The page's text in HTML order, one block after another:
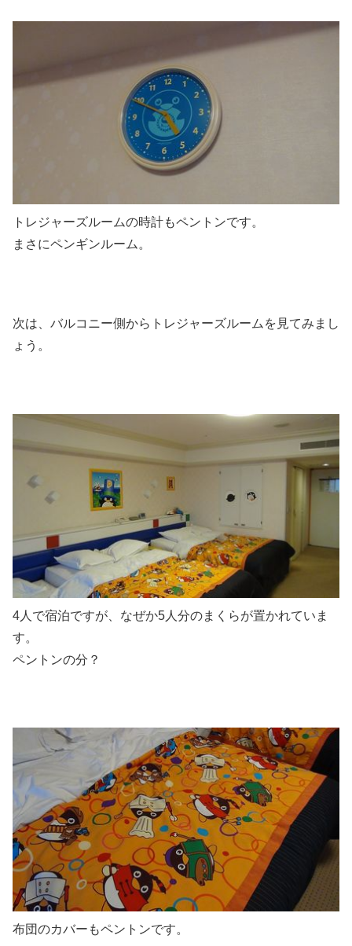
トレジャーズルームの時計もペントンです。
まさにペンギンルーム。
次は、バルコニー側からトレジャーズルームを見てみまし
ょう。
4人で宿泊ですが、なぜか5人分のまくらが置かれていま
す。
ペントンの分？
布団のカバーもペントンです。